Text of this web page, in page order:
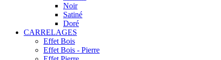
Noir
Satiné
Doré
CARRELAGES
Effet Bois
Effet Bois - Pierre